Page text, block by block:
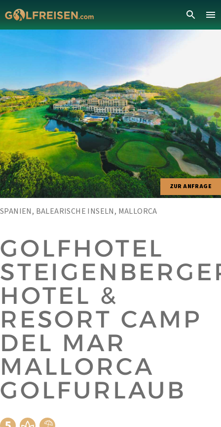
ZUR ANFRAGE
SPANIEN, BALEARISCHE INSELN, MALLORCA
GOLFHOTEL
HOTEL &
RESORT CAMP
DEL MAR
MALLORCA
GOLFURLAUB